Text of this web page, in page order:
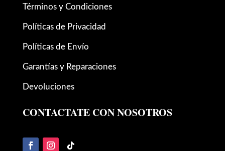
Términos y Condiciones
Políticas de Privacidad
Políticas de Envío
Garantías y Reparaciones
Devoluciones
CONTACTATE CON NOSOTROS